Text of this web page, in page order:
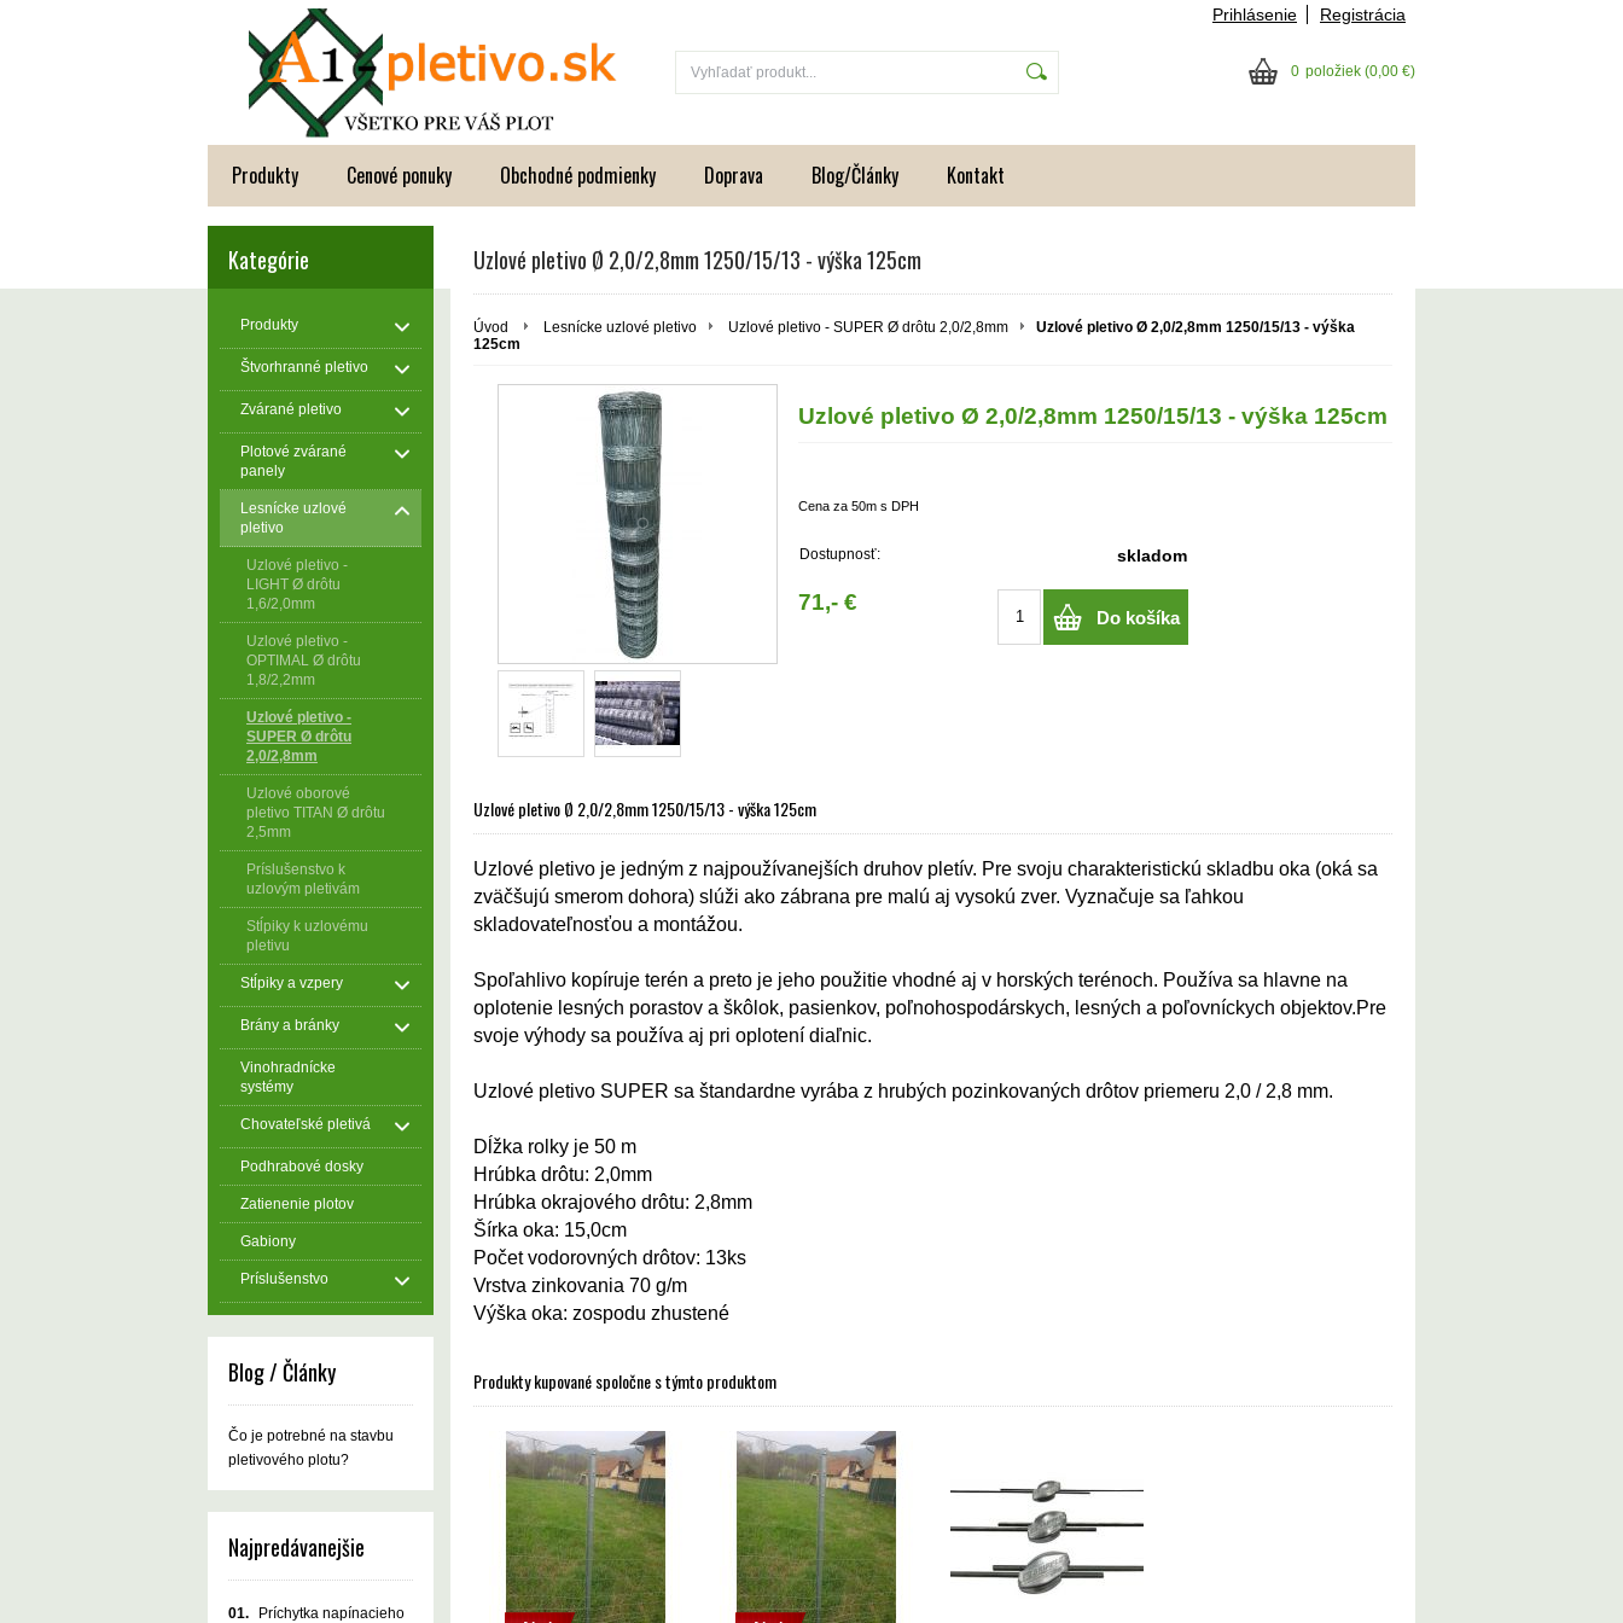
Prihlásenie Registrácia
0 položiek (0,00 €)
Produkty Cenové ponuky Obchodné podmienky Doprava Blog/Články Kontakt
Kategórie
Produkty
Štvorhranné pletivo
Zvárané pletivo
Plotové zvárané
panely
Lesnícke uzlové
pletivo
Uzlové pletivo -
LIGHT Ø drôtu
1,6/2,0mm
Uzlové pletivo -
OPTIMAL Ø drôtu
1,8/2,2mm
Uzlové pletivo -
SUPER Ø drôtu
2,0/2,8mm
Uzlové oborové
pletivo TITAN Ø drôtu
2,5mm
Príslušenstvo k
uzlovým pletivám
Stĺpiky k uzlovému
pletivu
Stĺpiky a vzpery
Brány a bránky
Vinohradnícke
systémy
Chovateľské pletivá
Podhrabové dosky
Zatienenie plotov
Gabiony
Príslušenstvo
Blog / Články
Čo je potrebné na stavbu
pletivového plotu?
Najpredávanejšie
01.
Príchytka napínacieho
Uzlové pletivo Ø 2,0/2,8mm 1250/15/13 - výška 125cm
Úvod Lesnícke uzlové pletivo Uzlové pletivo - SUPER Ø drôtu 2,0/2,8mm
Uzlové pletivo Ø 2,0/2,8mm 1250/15/13 - výška
125cm
Uzlové pletivo Ø 2,0/2,8mm 1250/15/13 - výška 125cm
Cena za 50m s DPH
Dostupnosť: skladom
71,- €
Do košíka
Uzlové pletivo Ø 2,0/2,8mm 1250/15/13 - výška 125cm
Uzlové pletivo je jedným z najpoužívanejších druhov pletív. Pre svoju charakteristickú skladbu oka (oká sa
zväčšujú smerom dohora) slúži ako zábrana pre malú aj vysokú zver. Vyznačuje sa ľahkou
skladovateľnosťou a montážou.
Spoľahlivo kopíruje terén a preto je jeho použitie vhodné aj v horských terénoch. Používa sa hlavne na
oplotenie lesných porastov a škôlok, pasienkov, poľnohospodárskych, lesných a poľovníckych objektov.Pre
svoje výhody sa používa aj pri oplotení diaľnic.
Uzlové pletivo SUPER sa štandardne vyrába z hrubých pozinkovaných drôtov priemeru 2,0 / 2,8 mm.
Dĺžka rolky je 50 m
Hrúbka drôtu: 2,0mm
Hrúbka okrajového drôtu: 2,8mm
Šírka oka: 15,0cm
Počet vodorovných drôtov: 13ks
Vrstva zinkovania 70 g/m
Výška oka: zospodu zhustené
Produkty kupované spoločne s týmto produktom